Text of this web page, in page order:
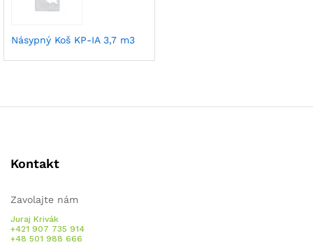
Násypný Koš KP-IA 3,7 m3
Kontakt
Zavolajte nám
Juraj Krivák
+421 907 735 914
+48 501 988 666